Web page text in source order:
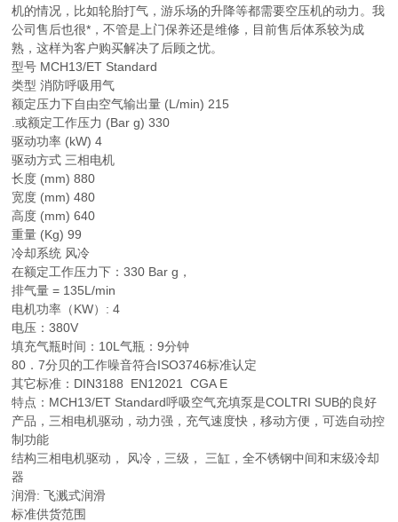
机的情况，比如轮胎打气，游乐场的升降等都需要空压机的动力。我
公司售后也很*，不管是上门保养还是维修，目前售后体系较为成
熟，这样为客户购买解决了后顾之忧。
型号 MCH13/ET Standard
类型 消防呼吸用气
额定压力下自由空气输出量 (L/min) 215
.或额定工作压力 (Bar g) 330
驱动功率 (kW) 4
驱动方式 三相电机
长度 (mm) 880
宽度 (mm) 480
高度 (mm) 640
重量 (Kg) 99
冷却系统 风冷
在额定工作压力下：330 Bar g，
排气量 = 135L/min
电机功率（KW）: 4
电压：380V
填充气瓶时间：10L气瓶：9分钟
80．7分贝的工作噪音符合ISO3746标准认定
其它标准：DIN3188 EN12021 CGA E
特点：MCH13/ET Standard呼吸空气充填泵是COLTRI SUB的良好
产品，三相电机驱动，动力强，充气速度快，移动方便，可选自动控
制功能
结构三相电机驱动， 风冷，三级， 三缸，全不锈钢中间和末级冷却
器
润滑: 飞溅式润滑
标准供货范围